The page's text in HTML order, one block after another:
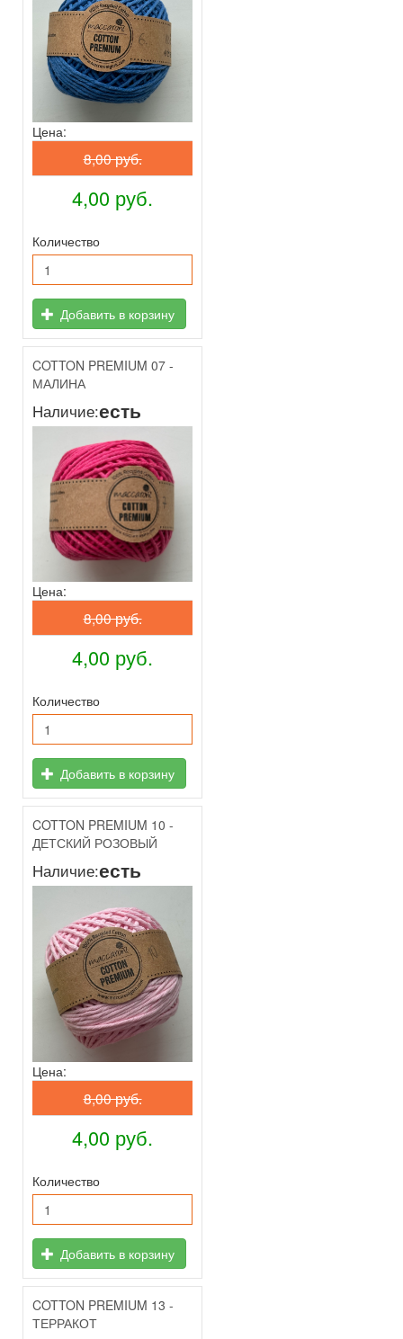
Цена:
8,00 руб.
4,00 руб.
Количество
Добавить в корзину
COTTON PREMIUM 07 -
МАЛИНА
Наличие:есть
Цена:
8,00 руб.
4,00 руб.
Количество
Добавить в корзину
COTTON PREMIUM 10 -
ДЕТСКИЙ РОЗОВЫЙ
Наличие:есть
Цена:
8,00 руб.
4,00 руб.
Количество
Добавить в корзину
COTTON PREMIUM 13 -
ТЕРРАКОТ